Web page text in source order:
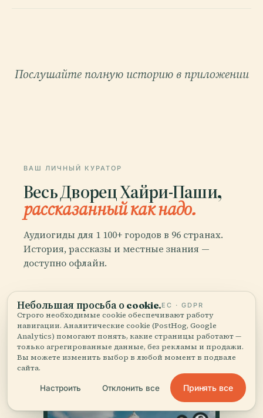
Послушайте полную историю в приложении
ВАШ ЛИЧНЫЙ КУРАТОР
Весь Дворец Хайри-Паши,
рассказанный как надо.
Аудиогиды для 1 100+ городов в 96 странах.
История, рассказы и местные знания —
доступно офлайн.
Скачать приложение
Присоединяйтесь к 50 000+
путешественников
Небольшая просьба о cookie.ЕС · GDPR
Строго необходимые cookie обеспечивают работу
навигации. Аналитические cookie (PostHog, Google
Analytics) помогают понять, какие страницы работают —
только агрегированные данные, без рекламы и продажи.
Вы можете изменить выбор в любой момент в подвале
сайта.
Настроить Отклонить все Принять все